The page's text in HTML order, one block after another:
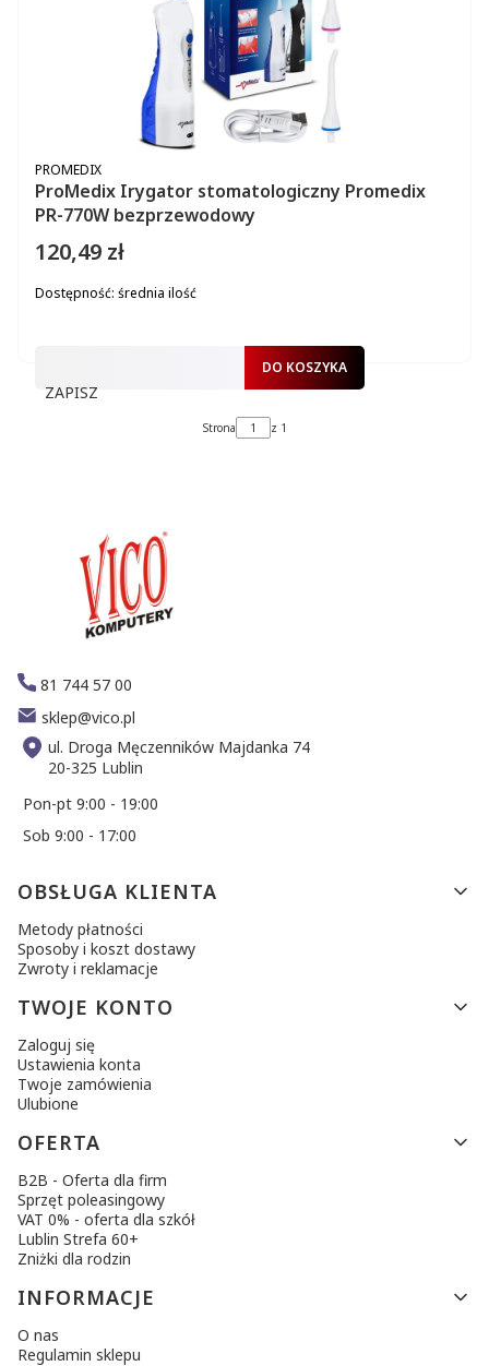
ProMedix Irygator stomatologiczny Promedix
PR-770W bezprzewodowy
PRODUCENT
PROMEDIX
Cena
120,49 zł
Dostępność: średnia ilość
ZAPISZ
DO KOSZYKA
Strona z 1
81 744 57 00
sklep@vico.pl
ul. Droga Męczenników Majdanka 74
20-325 Lublin
Pon-pt 9:00 - 19:00
Sob 9:00 - 17:00
Linki w stopce
OBSŁUGA KLIENTA
Metody płatności
Sposoby i koszt dostawy
Zwroty i reklamacje
TWOJE KONTO
Zaloguj się
Ustawienia konta
Twoje zamówienia
Ulubione
OFERTA
B2B - Oferta dla firm
Sprzęt poleasingowy
VAT 0% - oferta dla szkół
Lublin Strefa 60+
Zniżki dla rodzin
INFORMACJE
O nas
Regulamin sklepu